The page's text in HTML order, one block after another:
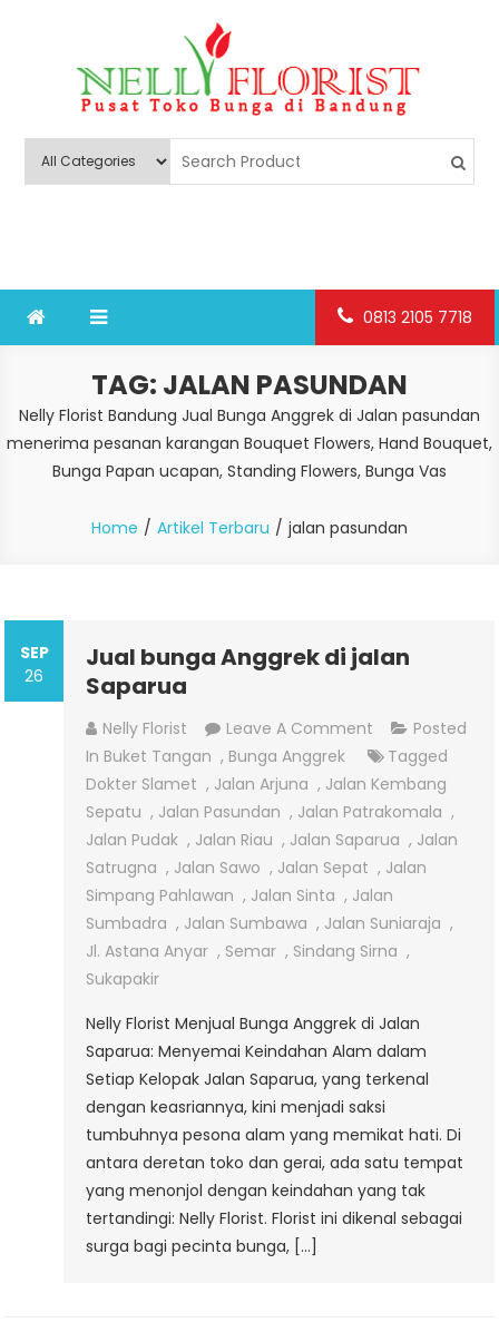
Nelly Florist Bandung
0813 2105 7718
TAG: JALAN PASUNDAN
Nelly Florist Bandung Jual Bunga Anggrek di Jalan pasundan
menerima pesanan karangan Bouquet Flowers, Hand Bouquet,
Bunga Papan ucapan, Standing Flowers, Bunga Vas
Home Artikel Terbaru jalan pasundan
SEP
26
Jual bunga Anggrek di jalan
Saparua
Nelly Florist Leave A Comment On
Jual
Bunga
Anggrek
Di
Jalan
Saparua
Posted
In Buket Tangan , Bunga Anggrek
Tagged
Dokter Slamet , Jalan Arjuna , Jalan Kembang
Sepatu , Jalan Pasundan , Jalan Patrakomala ,
Jalan Pudak , Jalan Riau , Jalan Saparua , Jalan
Satrugna , Jalan Sawo , Jalan Sepat , Jalan
Simpang Pahlawan , Jalan Sinta , Jalan
Sumbadra , Jalan Sumbawa , Jalan Suniaraja ,
Jl. Astana Anyar , Semar , Sindang Sirna ,
Sukapakir
Nelly Florist Menjual Bunga Anggrek di Jalan
Saparua: Menyemai Keindahan Alam dalam
Setiap Kelopak Jalan Saparua, yang terkenal
dengan keasriannya, kini menjadi saksi
tumbuhnya pesona alam yang memikat hati. Di
antara deretan toko dan gerai, ada satu tempat
yang menonjol dengan keindahan yang tak
tertandingi: Nelly Florist. Florist ini dikenal sebagai
surga bagi pecinta bunga, […]